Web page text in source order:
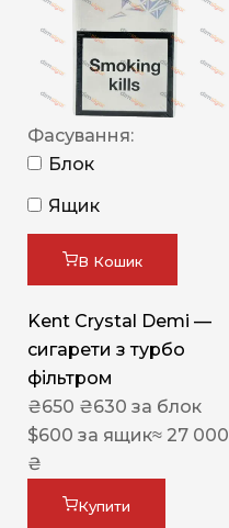
Фасування:
Блок
Ящик
В Кошик
Kent Crystal Demi —
сигарети з турбо
фільтром
₴650 ₴630 за блок
$600 за ящик≈ 27 000
₴
Купити